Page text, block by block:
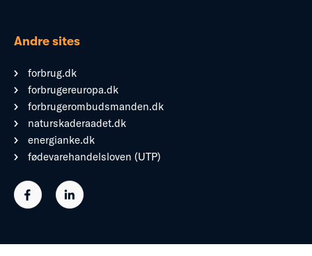
Andre sites
forbrug.dk
forbrugereuropa.dk
forbrugerombudsmanden.dk
naturskaderaadet.dk
energianke.dk
fødevarehandelsloven (UTP)